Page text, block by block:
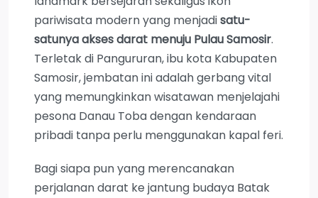
pariwisata modern yang menjadisatu-
satunya akses darat menuju Pulau Samosir.
Terletak di Pangururan, ibu kota Kabupaten
Samosir, jembatan ini adalah gerbang vital
yang memungkinkan wisatawan menjelajahi
pesona Danau Toba dengan kendaraan
pribadi tanpa perlu menggunakan kapal feri.
Bagi siapa pun yang merencanakan
perjalanan darat ke jantung budaya Batak